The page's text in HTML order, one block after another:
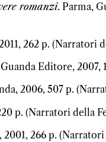
romanzi. Parma,
262 p. (Narratori
Editore, 2007,
2006, 507 p.
p. (Narratori della
2001, 266 p.